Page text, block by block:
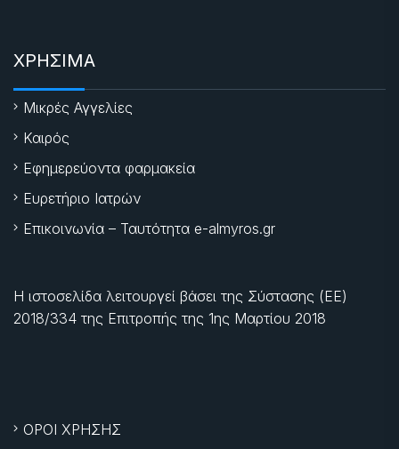
ΧΡΗΣΙΜΑ
Μικρές Αγγελίες
Καιρός
Εφημερεύοντα φαρμακεία
Ευρετήριο Ιατρών
Επικοινωνία – Ταυτότητα e-almyros.gr
Η ιστοσελίδα λειτουργεί βάσει της Σύστασης (ΕΕ)
2018/334 της Επιτροπής της 1ης Μαρτίου 2018
ΟΡΟΙ ΧΡΗΣΗΣ